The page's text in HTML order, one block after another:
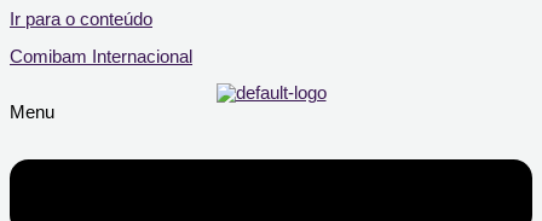
Ir para o conteúdo
Comibam Internacional
Menu